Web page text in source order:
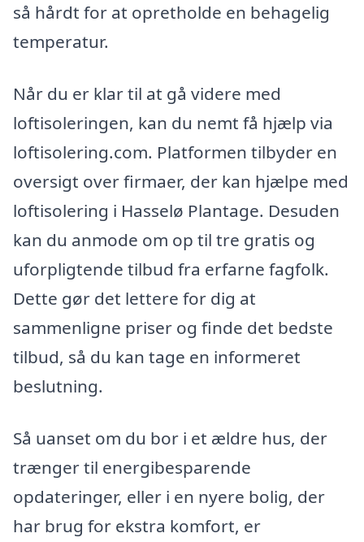
så hårdt for at opretholde en behagelig
temperatur.
Når du er klar til at gå videre med
loftisoleringen, kan du nemt få hjælp via
loftisolering.com. Platformen tilbyder en
oversigt over firmaer, der kan hjælpe med
loftisolering i Hasselø Plantage. Desuden
kan du anmode om op til tre gratis og
uforpligtende tilbud fra erfarne fagfolk.
Dette gør det lettere for dig at
sammenligne priser og finde det bedste
tilbud, så du kan tage en informeret
beslutning.
Så uanset om du bor i et ældre hus, der
trænger til energibesparende
opdateringer, eller i en nyere bolig, der
har brug for ekstra komfort, er